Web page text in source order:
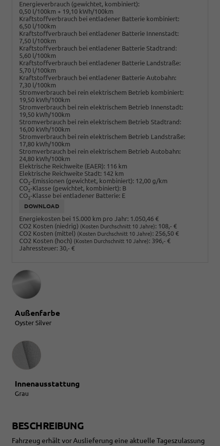
Energieverbrauch (gewichtet, kombiniert):
0,50 l/100km + 19,10 kWh/100km
Kraftstoffverbrauch bei entladener Batterie kombiniert:
6,50 l/100km
Kraftstoffverbrauch bei entladener Batterie Innenstadt:
7,50 l/100km
Kraftstoffverbrauch bei entladener Batterie Stadtrand:
5,60 l/100km
Kraftstoffverbrauch bei entladener Batterie Landstraße:
5,70 l/100km
Kraftstoffverbrauch bei entladener Batterie Autobahn:
7,30 l/100km
Stromverbrauch bei rein elektrischem Betrieb kombiniert:
19,50 kWh/100km
Stromverbrauch bei rein elektrischem Betrieb Innenstadt:
19,50 kWh/100km
Stromverbrauch bei rein elektrischem Betrieb Stadtrand:
16,00 kWh/100km
Stromverbrauch bei rein elektrischem Betrieb Landstraße:
17,80 kWh/100km
Stromverbrauch bei rein elektrischem Betrieb Autobahn:
24,80 kWh/100km
Elektrische Reichweite (EAER): 116 km
Elektrische Reichweite Stadt: 142 km
CO2-Emissionen (gewichtet, kombiniert): 12,00 g/km
CO2-Klasse (gewichtet, kombiniert): B
CO2-Klasse bei entladener Batterie: E
DOWNLOAD
Energiekosten bei 15.000 km pro Jahr: 1.050,46 €
CO2 Kosten (niedrig) (Kosten Durchschnitt 10 Jahre): 108,- €
CO2 Kosten (mittel) (Kosten Durchschnitt 10 Jahre): 256,50 €
CO2 Kosten (hoch) (Kosten Durchschnitt 10 Jahre): 396,- €
Jahressteuer: 30,- €
Außenfarbe
Oyster Silver
Innenausstattung
Innenausstattung
Grau
BESCHREIBUNG
Fahrzeug erhält vor Auslieferung eine aktuelle Tageszulassung